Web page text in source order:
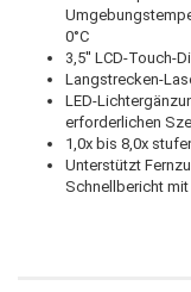
0°C
3,5'' LCD-Touch-
Langstrecken-
LED-
erforderlichen
1,0x bis 8,0x
Unterstützt
Schnellbericht mit